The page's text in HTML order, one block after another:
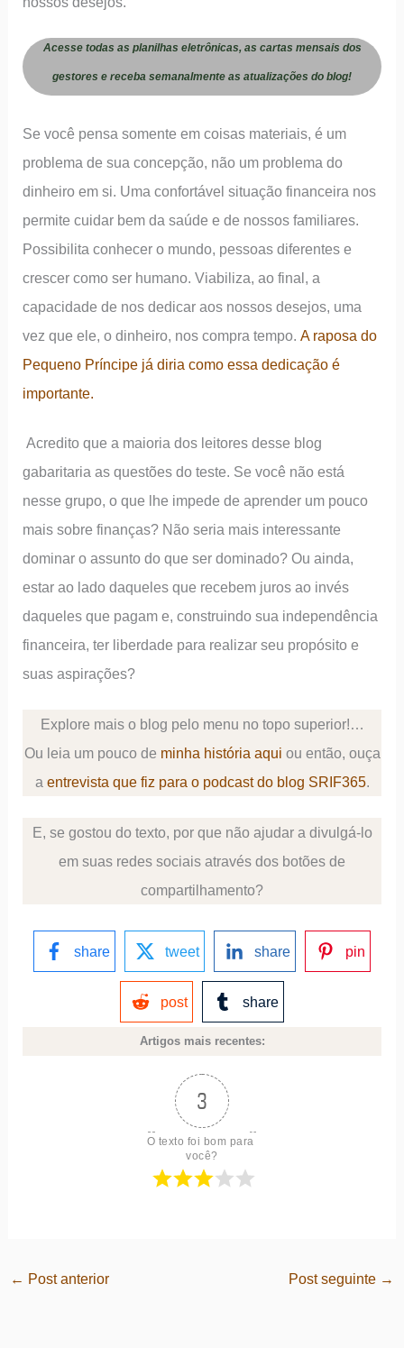
Acesse todas as planilhas eletrônicas, as cartas mensais dos
gestores e receba semanalmente as atualizações do blog!
Se você pensa somente em coisas materiais, é um
problema de sua concepção, não um problema do
dinheiro em si. Uma confortável situação financeira nos
permite cuidar bem da saúde e de nossos familiares.
Possibilita conhecer o mundo, pessoas diferentes e
crescer como ser humano. Viabiliza, ao final, a
capacidade de nos dedicar aos nossos desejos, uma
vez que ele, o dinheiro, nos compra tempo. A raposa do
Pequeno Príncipe já diria como essa dedicação é
importante.
Acredito que a maioria dos leitores desse blog
gabaritaria as questões do teste. Se você não está
nesse grupo, o que lhe impede de aprender um pouco
mais sobre finanças? Não seria mais interessante
dominar o assunto do que ser dominado? Ou ainda,
estar ao lado daqueles que recebem juros ao invés
daqueles que pagam e, construindo sua independência
financeira, ter liberdade para realizar seu propósito e
suas aspirações?
Explore mais o blog pelo menu no topo superior!…
Ou leia um pouco de minha história aqui ou então, ouça
a entrevista que fiz para o podcast do blog SRIF365.
E, se gostou do texto, por que não ajudar a divulgá-lo
em suas redes sociais através dos botões de
compartilhamento?
share tweet share pin
post share
Artigos mais recentes:
3
O texto foi bom para
você?
← Post anterior Post seguinte →